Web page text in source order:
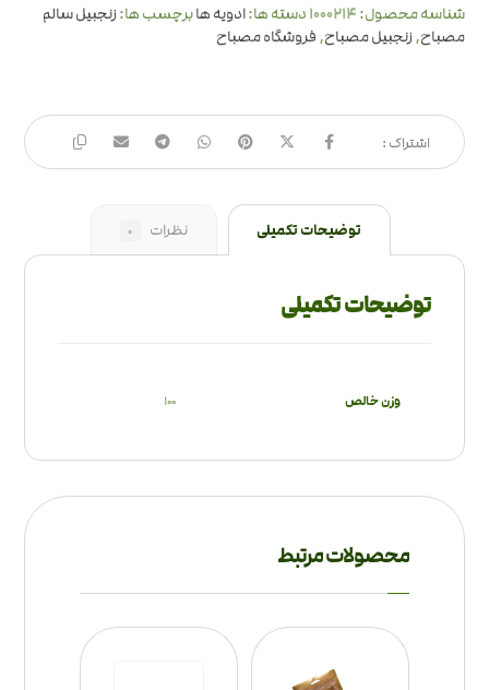
شناسه محصول: 1000214 دسته ها:ادویه هابرچسب ها: زنجبیل سالم
مصباح, زنجبیل مصباح, فروشگاه مصباح
توضیحات تکمیلی نظرات 0
توضیحات تکمیلی
وزن خالص 100
محصولات مرتبط